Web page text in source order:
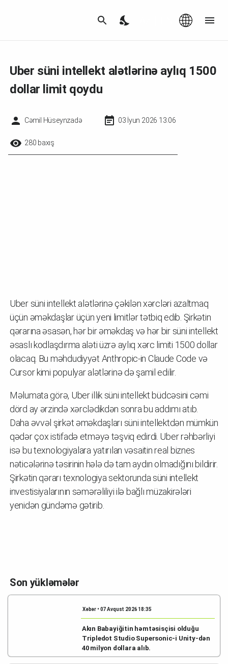
Uber süni intellekt alətlərinə aylıq 1500
dollar limit qoydu
Cəmil Hüseynzadə 03 İyun 2026 13:06
280 baxış
Uber süni intellekt alətlərinə çəkilən xərcləri azaltmaq
üçün əməkdaşlar üçün yeni limitlər tətbiq edib. Şirkətin
qərarına əsasən, hər bir əməkdaş və hər bir süni intellekt
əsaslı kodlaşdırma aləti üzrə aylıq xərc limiti 1500 dollar
olacaq. Bu məhdudiyyət Anthropic-in Claude Code və
Cursor kimi populyar alətlərinə də şamil edilir.
Məlumata görə, Uber illik süni intellekt büdcəsini cəmi
dörd ay ərzində xərclədikdən sonra bu addımı atıb.
Daha əvvəl şirkət əməkdaşları süni intellektdən mümkün
qədər çox istifadə etməyə təşviq edirdi. Uber rəhbərliyi
isə bu texnologiyalara yatırılan vəsaitin real biznes
nəticələrinə təsirinin hələ də tam aydın olmadığını bildirir.
Şirkətin qərarı texnologiya sektorunda süni intellekt
investisiyalarının səmərəliliyi ilə bağlı müzakirələri
yenidən gündəmə gətirib.
Son yükləmələr
Xəbər • 07 Avqust 2026 18:35
Akın Babayiğitin həmtəsisçisi olduğu
Tripledot Studio Supersonic-i Unity-dən
40 milyon dollara alıb.